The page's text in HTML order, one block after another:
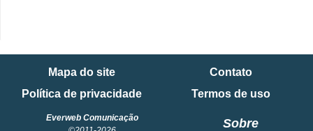
Mapa do site
Contato
Política de privacidade
Termos de uso
Everweb Comunicação
Sobre